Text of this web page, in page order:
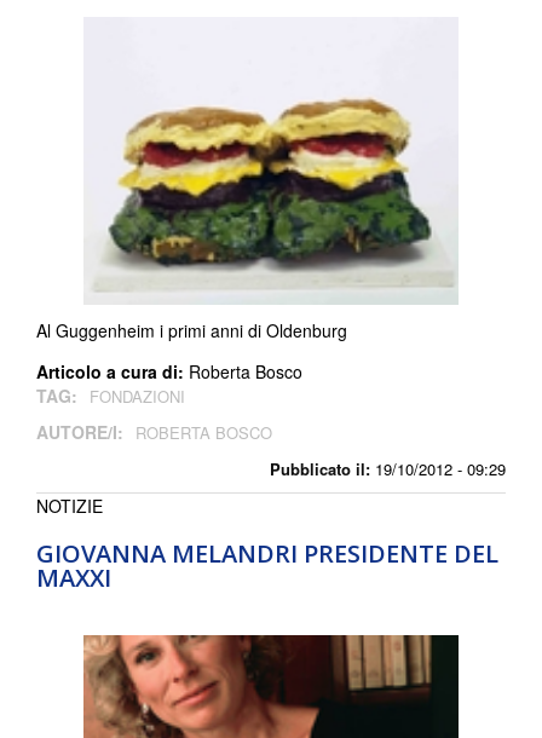
Pubblicato il: 19/10/2012 - 09:29
Al Guggenheim i primi anni di Oldenburg
Articolo a cura di: Roberta Bosco
TAG:
FONDAZIONI
AUTORE/I: ROBERTA BOSCO
GIOVANNA MELANDRI PRESIDENTE DEL
MAXXI
NOTIZIE